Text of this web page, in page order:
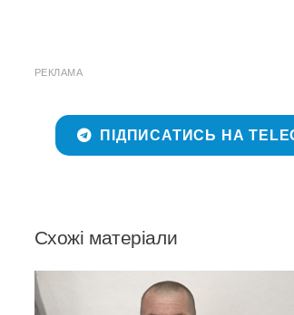
РЕКЛАМА
ПІДПИСАТИСЬ НА
Схожі матеріали